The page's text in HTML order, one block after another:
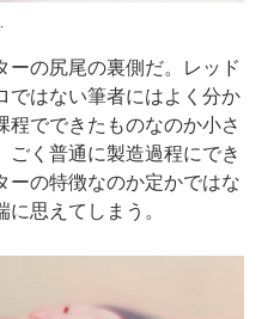
の尻尾の裏側だ。レッド
ではない筆者にはよく分か
程でできたものなのか小さ
ごく普通に製造過程にでき
ーの特徴なのか定かではな
思えてしまう。